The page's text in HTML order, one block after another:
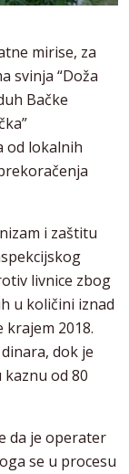
mirise, za
svinja “Doža
Bačke
od lokalnih
i zaštitu
livnice zbog
u količini iznad
krajem 2018.
dok je
od 80
da je operater
se u procesu